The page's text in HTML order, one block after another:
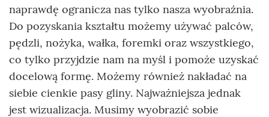
naprawdę ogranicza nas tylko nasza wyobraźnia.
Do pozyskania kształtu możemy używać palców,
pędzli, nożyka, wałka, foremki oraz wszystkiego,
co tylko przyjdzie nam na myśl i pomoże uzyskać
docelową formę. Możemy również nakładać na
siebie cienkie pasy gliny. Najważniejsza jednak
jest wizualizacja. Musimy wyobrazić sobie